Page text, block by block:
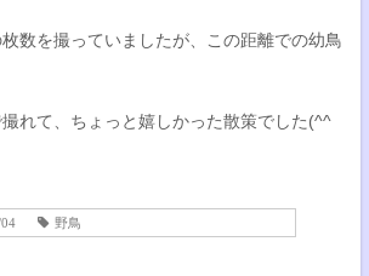
数を撮っていましたが、この距離での幼鳥
れて、ちょっと嬉しかった散策でした(^^
野鳥